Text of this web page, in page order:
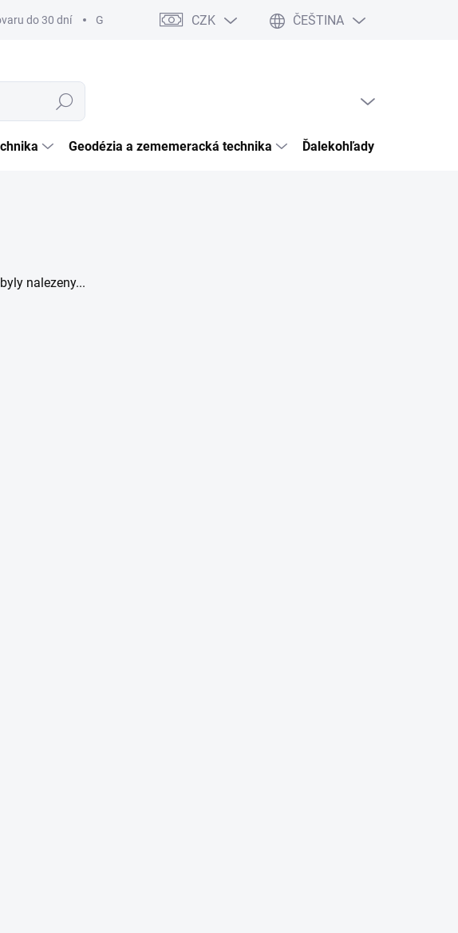
do 30 dní Garancia bezpečného nákupu Články Kontakty
CZK ČEŠTINA
Hledat
Geodézia a zememeracká technika Ďalekohľady pozorovacia
nalezeny...